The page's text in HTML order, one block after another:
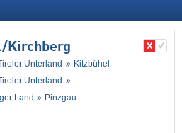
​Kirchberg
Unterland
Kitzbühel
Unterland
Land Pinzgau